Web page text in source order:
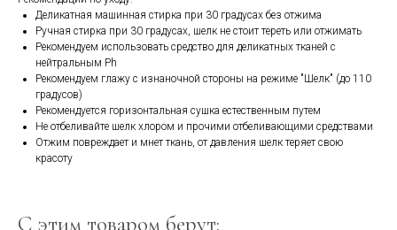
Деликатная машинная стирка при 30 градусах без отжима
Ручная стирка при 30 градусах, шелк не стоит тереть или отжимать
Рекомендуем использовать средство для деликатных тканей с
нейтральным Ph
Рекомендуем глажу с изнаночной стороны на режиме "Шелк" (до 110
градусов)
Рекомендуется горизонтальная сушка естественным путем
Не отбеливайте шелк хлором и прочими отбеливающими средствами
Отжим повреждает и мнет ткань, от давления шелк теряет свою
красоту
С этим товаром берут: